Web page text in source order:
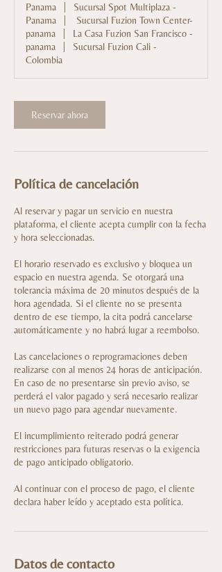
Panama
Sucursal Spot Multiplaza -
Panama
Sucursal Fuzion Town Center-
panama
La Casa Fuzion San Francisco -
panama
Sucursal Fuzion Cali -
Colombia
Reservar ahora
Política de cancelación
Al reservar y pagar un servicio en nuestra
plataforma, el cliente acepta cumplir con la fecha
y hora seleccionadas.
El horario reservado es exclusivo y bloquea un
espacio en nuestra agenda. Se otorgará una
tolerancia máxima de 20 minutos después de la
hora agendada. Si el cliente no se presenta
dentro de ese tiempo, la cita podrá cancelarse
automáticamente y no habrá lugar a reembolso.
Las cancelaciones o reprogramaciones deben
realizarse con al menos 24 horas de anticipación.
En caso de no presentarse sin previo aviso, se
perderá el valor pagado y será necesario realizar
un nuevo pago para agendar nuevamente.
El incumplimiento reiterado podrá generar
restricciones para futuras reservas o la exigencia
de pago anticipado obligatorio.
Al continuar con el proceso de pago, el cliente
declara haber leído y aceptado esta política.
Datos de contacto